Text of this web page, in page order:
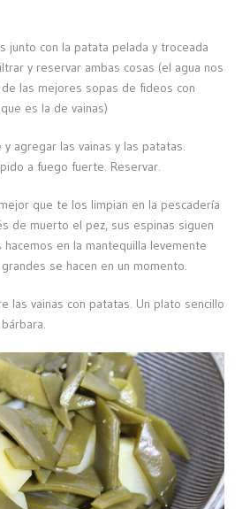
junto con la patata pelada y troceada
y reservar ambas cosas (el agua nos
las mejores sopas de fideos con
es la de vainas)
agregar las vainas y las patatas.
a fuego fuerte. Reservar.
que te los limpian en la pescadería
de muerto el pez, sus espinas siguen
hacemos en la mantequilla levemente
se hacen en un momento.
las vainas con patatas. Un plato sencillo